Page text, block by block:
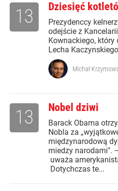
Dziesięć
Prezydenccy
odejście z
Kownackiego, który
Lecha
13
Michał
Nobel dziwi
Barack Obama
Nobla za
międzynarodową
miedzy narodami".
uważa
Dotychczas te...
13